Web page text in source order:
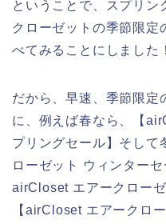
ということで、スプリ
クローゼットの季節限定
べてみることにしました！
だから、早速、季節限定
に、例えば春なら、【
プリングセール】そして
ローゼット ウィンター
airCloset エアークロー
【airCloset エアークロ